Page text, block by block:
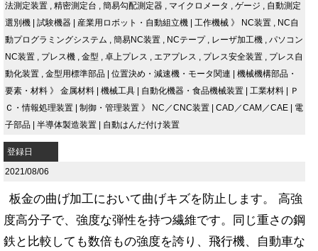
法測定装置 , 精密測定台 , 簡易勾配測定器 , マイクロメータ , ゲージ , 自動測定
選別機
試験機器 産業用ロボット・自動組立機 工作機械 》 NC装置 , NC自
動プログラミングシステム , 簡易NC装置 , NCテープ, レーザ加工機 , パソコン
NC装置 , プレス機 , 金型 , 卓上プレス , エアプレス , プレス安全装置 , プレス自
動化装置 , 金型用標準部品 位置決め・減速機・モータ関連
機械機構部品・
要素・材料 》 金属材料 機械工具 自動化機器・食品機械装置 工業材料
Ｐ
Ｃ・情報処理装置
制御・管理装置 》 NC／CNC装置 CAD／CAM／CAE
電
子部品
半導体製造装置 自動はんだ付け装置
登録日
2021/08/06
板金の曲げ加工において曲げキズを防止します。 高強
度高分子で、強度な弾性を持つ繊維です。同じ重さの鋼
鉄と比較しても数倍もの強度を誇り、飛行機、自動車な